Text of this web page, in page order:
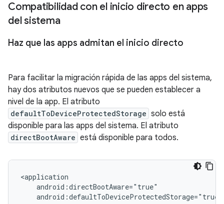
Compatibilidad con el inicio directo en apps
del sistema
Haz que las apps admitan el inicio directo
Para facilitar la migración rápida de las apps del sistema,
hay dos atributos nuevos que se pueden establecer a
nivel de la app. El atributo
defaultToDeviceProtectedStorage solo está
disponible para las apps del sistema. El atributo
directBootAware está disponible para todos.
<application
    android:directBootAware="true"